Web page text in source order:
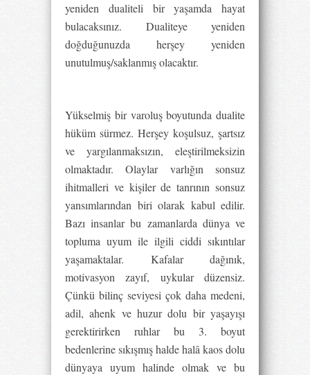
yeniden dualiteli bir yaşamda hayat
bulacaksınız. Dualiteye yeniden
doğduğunuzda herşey yeniden
unutulmuş/saklanmış olacaktır.
Yükselmiş bir varoluş boyutunda dualite
hüküm sürmez. Herşey koşulsuz, şartsız
ve yargılanmaksızın, eleştirilmeksizin
olmaktadır. Olaylar varlığın sonsuz
ihitmalleri ve kişiler de tanrının sonsuz
yansımlarından biri olarak kabul edilir.
Bazı insanlar bu zamanlarda dünya ve
topluma uyum ile ilgili ciddi sıkıntılar
yaşamaktalar. Kafalar dağınık,
motivasyon zayıf, uykular düzensiz.
Çünkü bilinç seviyesi çok daha medeni,
adil, ahenk ve huzur dolu bir yaşayışı
gerektirirken ruhlar bu 3. boyut
bedenlerine sıkışmış halde halâ kaos dolu
dünyaya uyum halinde olmak ve bu